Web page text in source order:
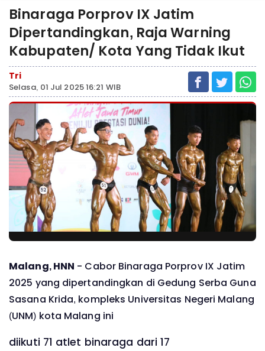
Binaraga Porprov IX Jatim
Dipertandingkan, Raja Warning
Kabupaten/ Kota Yang Tidak Ikut
Tri
Selasa, 01 Jul 2025 16:21 WIB
Malang, HNN - Cabor Binaraga Porprov IX Jatim
2025 yang dipertandingkan di Gedung Serba Guna
Sasana Krida, kompleks Universitas Negeri Malang
(UNM) kota Malang ini
diikuti 71 atlet binaraga dari 17